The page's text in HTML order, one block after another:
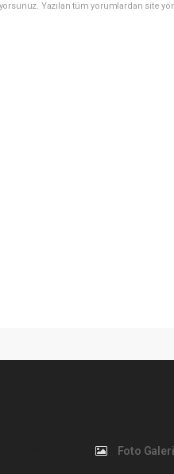
Yazılan tüm yorumlardan site
Foto Galeri